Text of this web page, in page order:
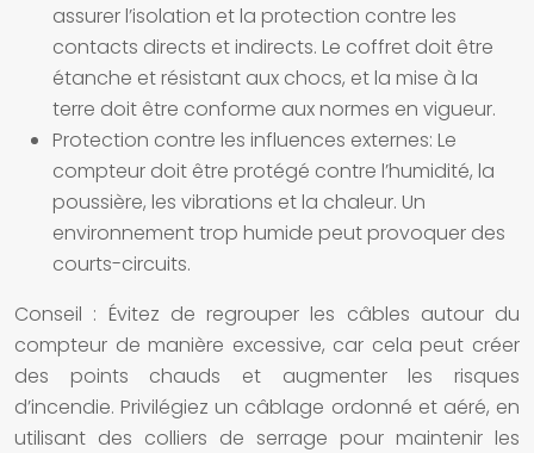
assurer l’isolation et la protection contre les
contacts directs et indirects. Le coffret doit être
étanche et résistant aux chocs, et la mise à la
terre doit être conforme aux normes en vigueur.
Protection contre les influences externes: Le
compteur doit être protégé contre l’humidité, la
poussière, les vibrations et la chaleur. Un
environnement trop humide peut provoquer des
courts-circuits.
Conseil : Évitez de regrouper les câbles autour du
compteur de manière excessive, car cela peut créer
des points chauds et augmenter les risques
d’incendie. Privilégiez un câblage ordonné et aéré, en
utilisant des colliers de serrage pour maintenir les